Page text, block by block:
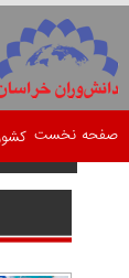
صفحه نخست